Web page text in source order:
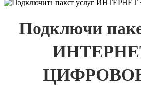
Подключи